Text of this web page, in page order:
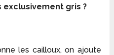
exclusivement gris ?
les cailloux, on ajoute